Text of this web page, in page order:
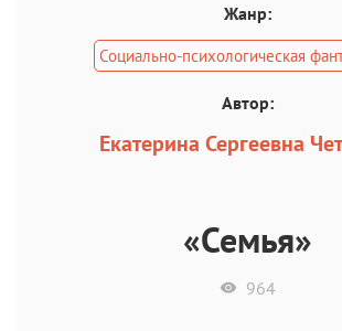
Жанр:
Социально-психологическая
Автор:
Екатерина Сергеевна
«Семья»
964